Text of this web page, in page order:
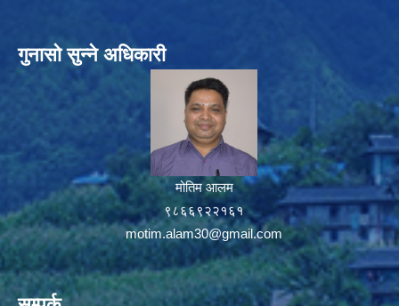
गुनासो सुन्ने अधिकारी
मोतिम आलम
९८६६९२२१६१
motim.alam30@gmail.com